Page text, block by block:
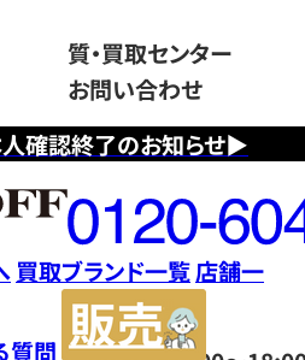
確認終了のお知らせ▶
質・買取センター
お問い合わせ
フ
リ
ー
ダ
イ
ヤ
買取ブランド一覧店舗一
質問